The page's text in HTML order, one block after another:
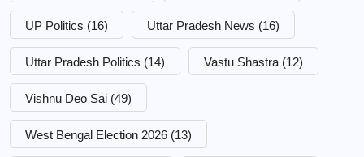
UP Politics (16) Uttar Pradesh News (16)
Uttar Pradesh Politics (14) Vastu Shastra (12)
Vishnu Deo Sai (49)
West Bengal Election 2026 (13)